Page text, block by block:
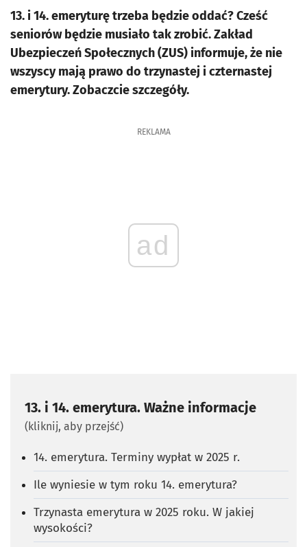
13. i 14. emeryturę trzeba będzie oddać? Cześć
seniorów będzie musiało tak zrobić. Zakład
Ubezpieczeń Społecznych (ZUS) informuje, że nie
wszyscy mają prawo do trzynastej i czternastej
emerytury. Zobaczcie szczegóły.
REKLAMA
ad
13. i 14. emerytura. Ważne informacje
(kliknij, aby przejść)
14. emerytura. Terminy wypłat w 2025 r.
Ile wyniesie w tym roku 14. emerytura?
Trzynasta emerytura w 2025 roku. W jakiej
wysokości?